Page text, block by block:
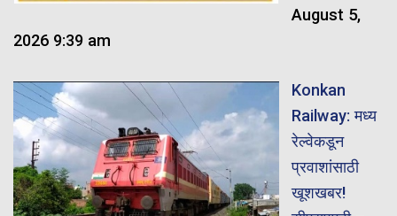
August 5,
2026 9:39 am
Konkan
Railway: मध्य
रेल्वेकडून
प्रवाशांसाठी
खूशखबर!